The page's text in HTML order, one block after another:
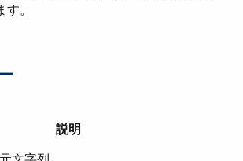
。
説明